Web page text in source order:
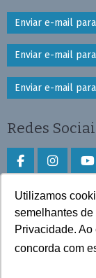
Utilizamos
semelhantes
Privacidade.
concorda com
Enviar e-mail
Enviar e-mail
Enviar e-mail
Redes
Faça
Play Store e